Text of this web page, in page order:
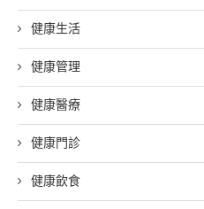
健康生活
健康管理
健康醫療
健康門診
健康飲食